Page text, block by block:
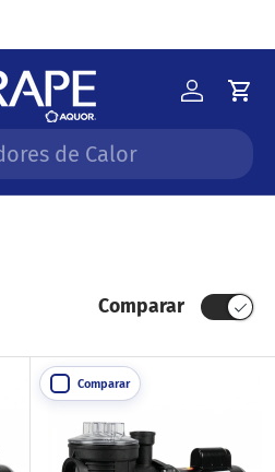
Iniciar
Comparar
Comparar